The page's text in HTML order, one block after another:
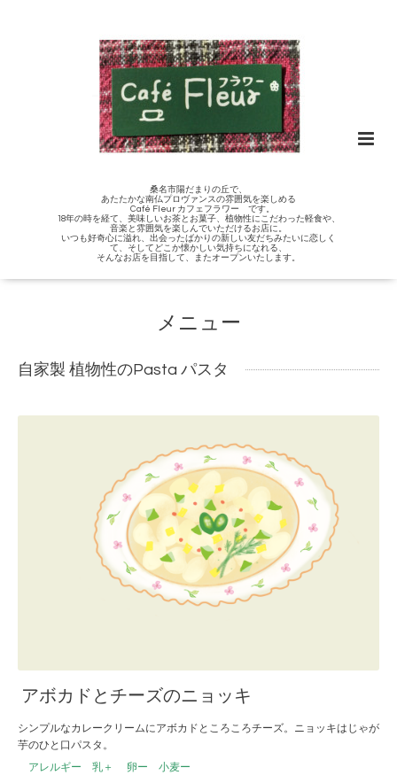
桑名市陽だまりの丘で、
あたたかな南仏プロヴァンスの雰囲気を楽しめる
Café Fleur カフェフラワー です。
18年の時を経て、美味しいお茶とお菓子、植物性にこだわった軽食や、
音楽と雰囲気を楽しんでいただけるお店に。
いつも好奇心に溢れ、出会ったばかりの新しい友だちみたいに恋しく
て、そしてどこか懐かしい気持ちになれる、
そんなお店を目指して、またオープンいたします。
メニュー
自家製 植物性のPasta パスタ
アボカドとチーズのニョッキ
シンプルなカレークリームにアボカドところころチーズ。ニョッキはじゃが
芋のひと口パスタ。
アレルギー 乳＋ 卵ー 小麦ー